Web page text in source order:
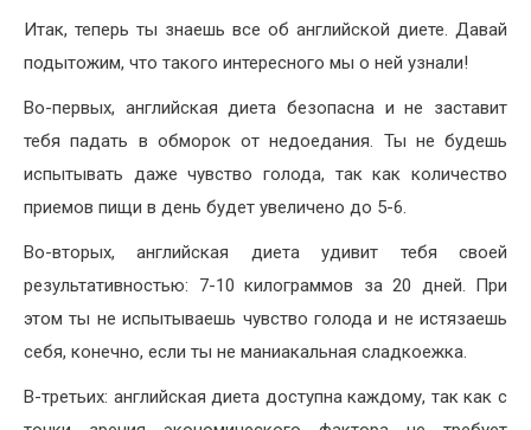
Итак, теперь ты знаешь все об английской диете. Давай
подытожим, что такого интересного мы о ней узнали!
Во-первых, английская диета безопасна и не заставит
тебя падать в обморок от недоедания. Ты не будешь
испытывать даже чувство голода, так как количество
приемов пищи в день будет увеличено до 5-6.
Во-вторых, английская диета удивит тебя своей
результативностью: 7-10 килограммов за 20 дней. При
этом ты не испытываешь чувство голода и не истязаешь
себя, конечно, если ты не маниакальная сладкоежка.
В-третьих: английская диета доступна каждому, так как с